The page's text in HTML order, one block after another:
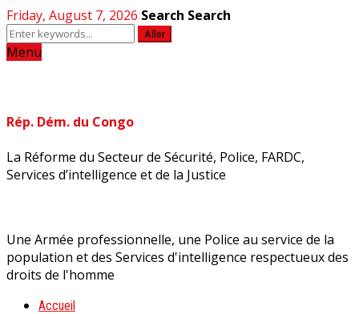
Friday, August 7, 2026 Search Search
Aller
Menu
Rép. Dém. du Congo
La Réforme du Secteur de Sécurité, Police, FARDC,
Services d’intelligence et de la Justice
Une Armée professionnelle, une Police au service de la
population et des Services d'intelligence respectueux des
droits de l'homme
Accueil